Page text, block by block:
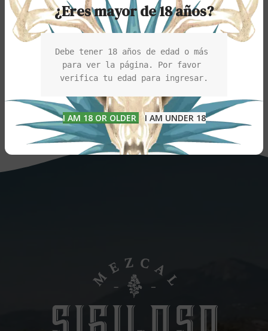
¿Eres mayor de 18 años?
Debe tener 18 años de edad o más
para ver la página. Por favor
verifica tu edad para ingresar.
I AM 18 OR OLDER I AM UNDER 18
Older
RELATED PROJECTS
KITCHEN
LEO UTEU ULLAMCORPER